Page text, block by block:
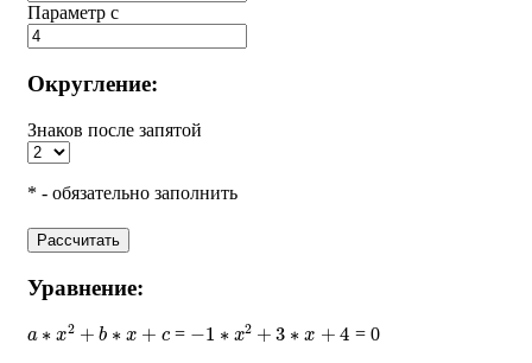
Параметр с
Округление:
Знаков после запятой
* - обязательно заполнить
Рассчитать
Уравнение:
2 b ∗ = 1 2+ 3 ∗ = 0